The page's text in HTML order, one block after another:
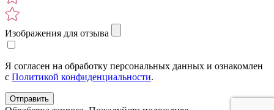
Изображения для отзыва
Я согласен на обработку персональных данных и ознакомлен
с Политикой конфиденциальности.
Отправить